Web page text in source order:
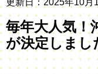
更新日：2025年10月
毎年大人気！
が決定しまし